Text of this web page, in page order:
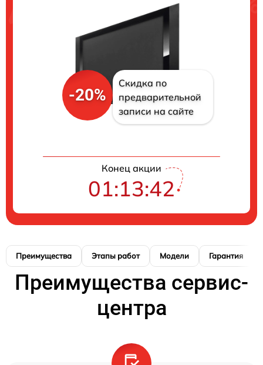
-20%
Скидка по
предварительной
записи на сайте
Конец акции
01:13:41
Преимущества Этапы работ Модели Гарантия
Преимущества сервис-
центра